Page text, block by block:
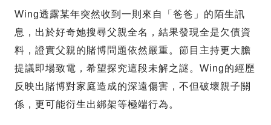
Wing透露某年突然收到一則來自「爸爸」的陌生訊
息，出於好奇她搜尋父親全名，結果發現全是欠債資
料，證實父親的賭博問題依然嚴重。節目主持更大膽
提議即場致電，希望探究這段未解之謎。Wing的經歷
反映出賭博對家庭造成的深遠傷害，不但破壞親子關
係，更可能衍生出綁架等極端行為。